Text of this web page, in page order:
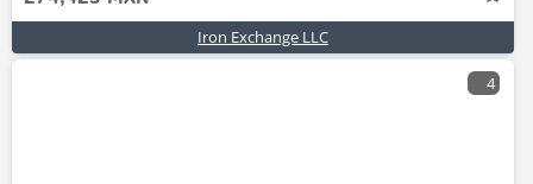
Iron Exchange LLC
4